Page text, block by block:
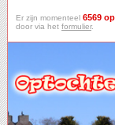
Er zijn momenteel 6569
door via het formulier.